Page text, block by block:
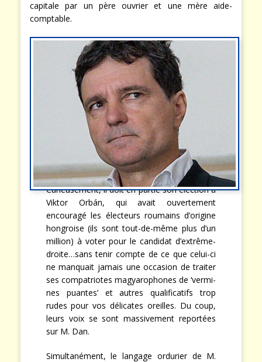
capitale par un père ouvrier et une mère aide-
comptable.
Curieusement, il doit en partie son élection à
Viktor Orbán, qui avait ouvertement
encouragé les électeurs roumains d’origine
hongroise (ils sont tout-de-même plus d’un
million) à voter pour le candidat d’extrême-
droite…sans tenir compte de ce que celui-ci
ne manquait jamais une occasion de traiter
ses compatriotes magyarophones de ‘vermi-
nes puantes’ et autres qualificatifs trop
rudes pour vos délicates oreilles. Du coup,
leurs voix se sont massivement reportées
sur M. Dan.
Simultanément, le langage ordurier de M.